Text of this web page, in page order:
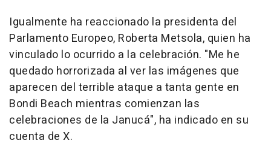
Igualmente ha reaccionado la presidenta del
Parlamento Europeo, Roberta Metsola, quien ha
vinculado lo ocurrido a la celebración. "Me he
quedado horrorizada al ver las imágenes que
aparecen del terrible ataque a tanta gente en
Bondi Beach mientras comienzan las
celebraciones de la Janucá", ha indicado en su
cuenta de X.